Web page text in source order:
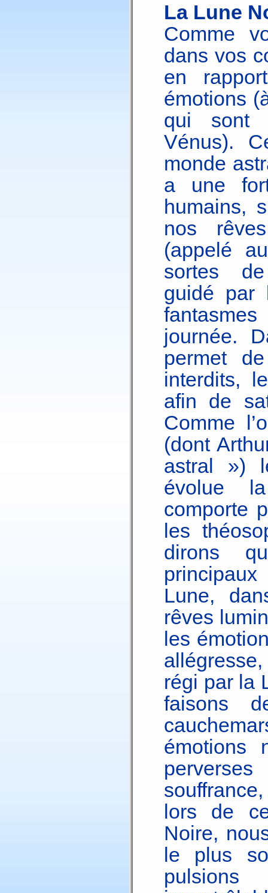
La Lune
Comme
dans vos
en
émotions
qui sont
Vénus).
monde
a une
humains,
nos
(appelé
sortes
guidé par
journée.
permet
interdits,
afin de
Comme
(dont
astral »)
évolue
comporte
les
dirons
Lune,
rêves
les
régi par la
faisons
émotions
perverses
lors de
Noire,
le plus